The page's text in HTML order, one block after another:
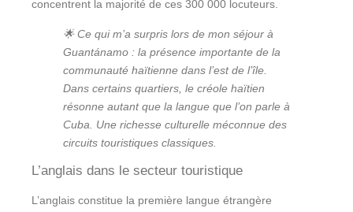
concentrent la majorité de ces 300 000 locuteurs.
🌟 Ce qui m’a surpris lors de mon séjour à
Guantánamo : la présence importante de la
communauté haïtienne dans l’est de l’île.
Dans certains quartiers, le créole haïtien
résonne autant que la langue que l’on parle à
Cuba. Une richesse culturelle méconnue des
circuits touristiques classiques.
L’anglais dans le secteur touristique
L’anglais constitue la première langue étrangère